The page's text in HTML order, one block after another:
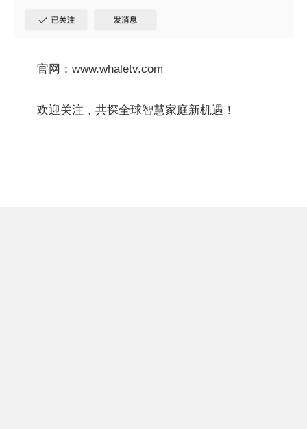
官网：www.whaletv.com
欢迎关注，共探全球智慧家庭新机遇！